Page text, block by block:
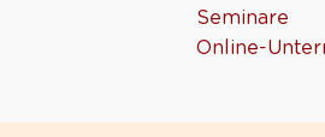
Seminare
Online-